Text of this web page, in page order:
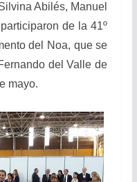
Abilés, Manuel
de la 41º
del Noa, que se
del Valle de
mayo.